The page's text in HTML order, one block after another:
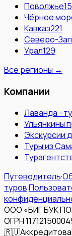
Поволжье
Чёрное
Кавказ221
Северо-
Урал129
Все регионы →
Компании
Лаванда
Ульянкины
Экскурсии
Туры из
Путеводитель·
туров·
ООО «БИГ БУК
ОГРН
🇷🇺